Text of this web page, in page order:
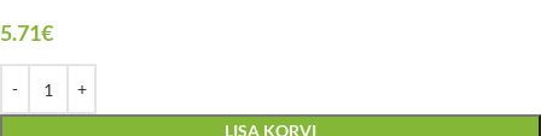
5.71€
LISA KORVI